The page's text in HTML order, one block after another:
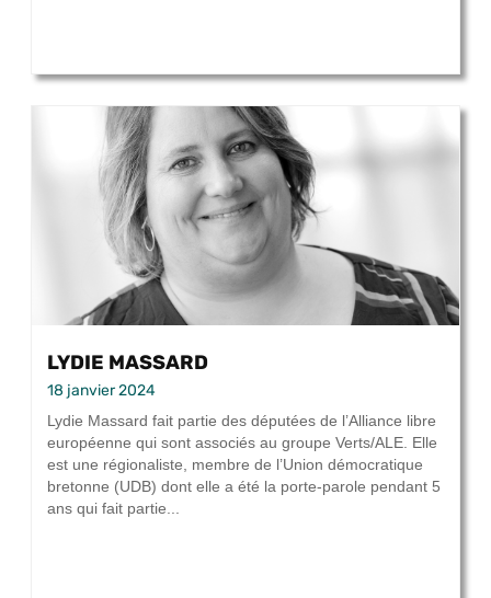
LYDIE MASSARD
18 janvier 2024
Lydie Massard fait partie des députées de l’Alliance libre
européenne qui sont associés au groupe Verts/ALE. Elle
est une régionaliste, membre de l’Union démocratique
bretonne (UDB) dont elle a été la porte-parole pendant 5
ans qui fait partie...